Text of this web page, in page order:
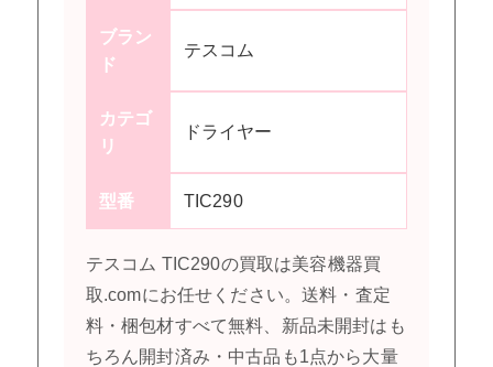
ブラン
ド
テスコム
カテゴ
リ
ドライヤー
型番 TIC290
テスコム TIC290の買取は美容機器買
取.comにお任せください。送料・査定
料・梱包材すべて無料、新品未開封はも
ちろん開封済み・中古品も1点から大量